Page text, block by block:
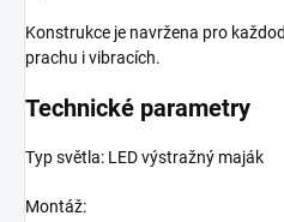
Konstrukce je navržena pro
prachu i vibracích.
Technické parametry
Typ světla: LED výstražný maják
Montáž: